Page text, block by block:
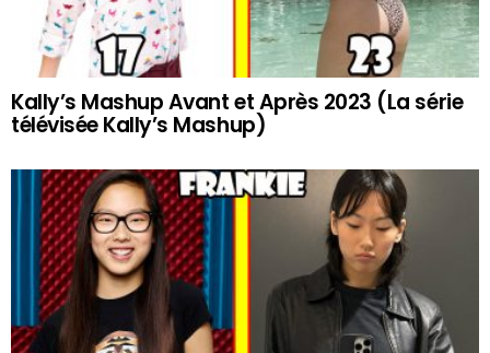
Kally’s Mashup Avant et Après 2023 (La série
télévisée Kally’s Mashup)